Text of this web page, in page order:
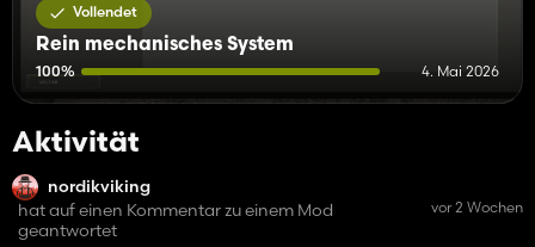
Vollendet
Rein mechanisches System
100% 4. Mai 2026
Aktivität
nordikviking
hat auf einen Kommentar zu einem Mod
geantwortet
vor 2 Wochen